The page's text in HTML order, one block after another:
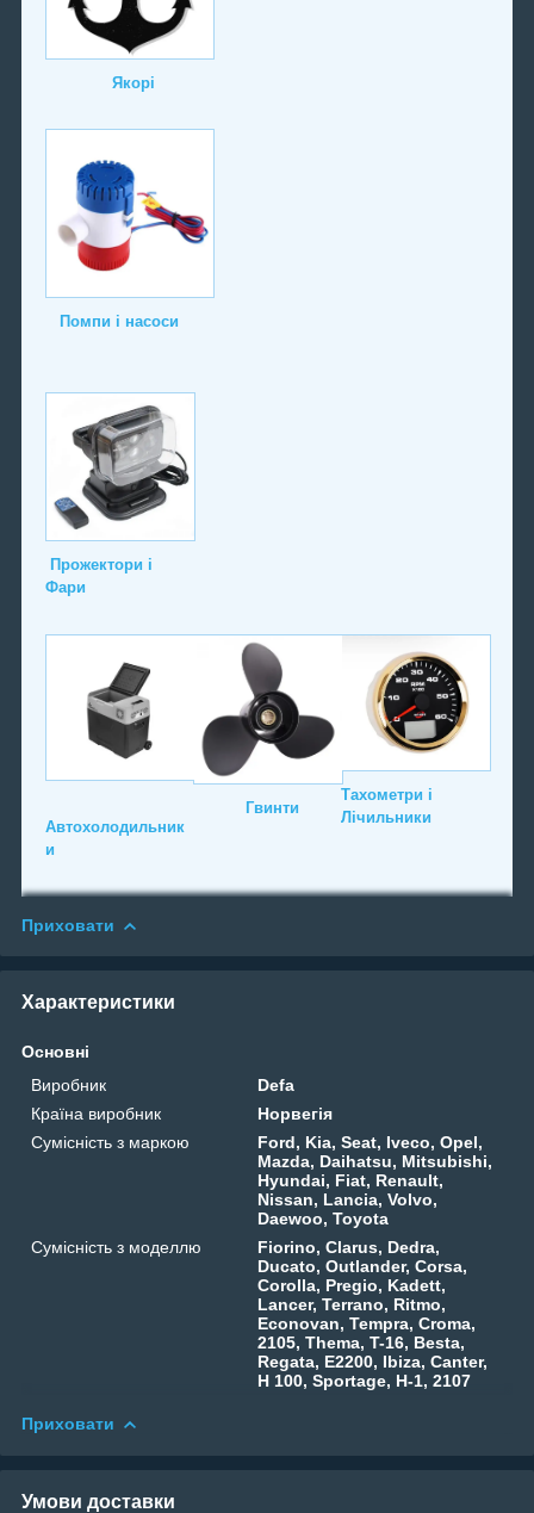
Якорі
Помпи і насоси
Прожектори і
Фари
Автохолодильник
и
Гвинти
Тахометри і
Лічильники
Приховати
Характеристики
Основні
Виробник
Defa
Країна виробник
Норвегія
Сумісність з маркою
Ford, Kia, Seat, Iveco, Opel,
Mazda, Daihatsu, Mitsubishi,
Hyundai, Fiat, Renault,
Nissan, Lancia, Volvo,
Daewoo, Toyota
Сумісність з моделлю
Fiorino, Clarus, Dedra,
Ducato, Outlander, Corsa,
Corolla, Pregio, Kadett,
Lancer, Terrano, Ritmo,
Econovan, Tempra, Croma,
2105, Thema, T-16, Besta,
Regata, E2200, Ibiza, Canter,
H 100, Sportage, H-1, 2107
Приховати
Умови доставки